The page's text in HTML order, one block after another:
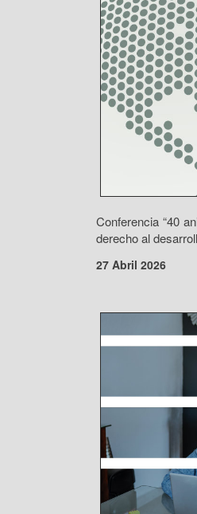
Conferencia “40
derecho al
27 Abril 2026